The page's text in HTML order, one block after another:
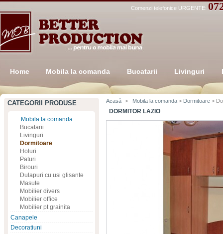
Comenzi telefonice URGENTE:
Home Mobila la comanda Bucatarii Livinguri
CATEGORII PRODUSE
Mobila la comanda
Bucatarii
Livinguri
Dormitoare
Holuri
Paturi
Birouri
Dulapuri cu usi glisante
Masute
Mobilier divers
Mobilier office
Mobilier pt grainita
Canapele
Decoratiuni
Acasă > Mobila la comanda > Dormitoare >
DORMITOR LAZIO